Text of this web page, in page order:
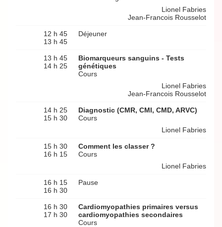
Lionel Fabries
Jean-Francois Rousselot
12 h 45
13 h 45
Déjeuner
13 h 45
14 h 25
Biomarqueurs sanguins - Tests
génétiques
Cours
Lionel Fabries
Jean-Francois Rousselot
14 h 25
15 h 30
Diagnostic (CMR, CMI, CMD, ARVC)
Cours
Lionel Fabries
15 h 30
16 h 15
Comment les classer ?
Cours
Lionel Fabries
16 h 15
16 h 30
Pause
16 h 30
17 h 30
Cardiomyopathies primaires versus
cardiomyopathies secondaires
Cours